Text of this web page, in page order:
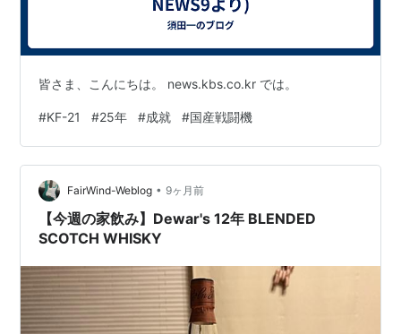
皆さま、こんにちは。 news.kbs.co.kr では。
#KF-21 #25年 #成就 #国産戦闘機
FairWind-Weblog • 9ヶ月前
【今週の家飲み】Dewar's 12年 BLENDED
SCOTCH WHISKY